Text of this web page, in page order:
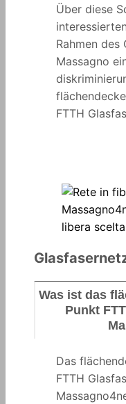
Über diese
Rahmen des
Massagno
FTTH
Was ist das
Punkt
Das
FTTH